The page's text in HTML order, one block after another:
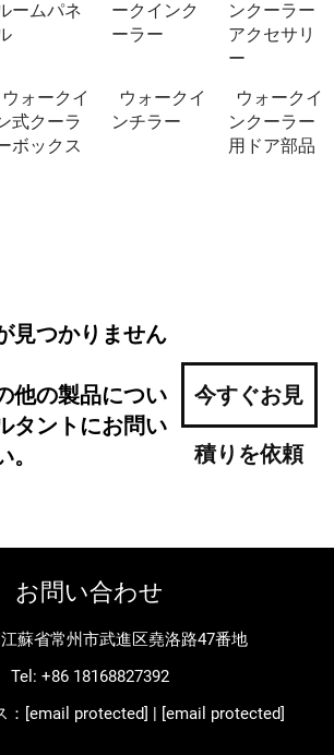
ームパネ
ークインク
ーラー
ンクーラー
アクセサリ
ー
ウォークイ
式クーラ
ボックス
ウォークイ
ンチラー
ウォークイ
ンクーラー
用ドア部品
見つかりません
他の製品につい
タントにお問い
今すぐお見
積りを依頼
お問い合わせ
蘇省常州市武進区堯洛路47番地
Tel: +86 18168827392
： [email protected] | [email protected]